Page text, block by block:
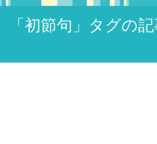
「初節句」タグの